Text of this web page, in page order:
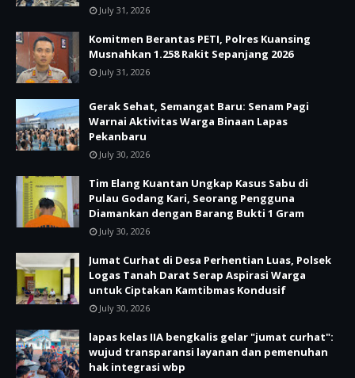
July 31, 2026
Komitmen Berantas PETI, Polres Kuansing
Musnahkan 1.258 Rakit Sepanjang 2026
July 31, 2026
Gerak Sehat, Semangat Baru: Senam Pagi
Warnai Aktivitas Warga Binaan Lapas
Pekanbaru
July 30, 2026
Tim Elang Kuantan Ungkap Kasus Sabu di
Pulau Godang Kari, Seorang Pengguna
Diamankan dengan Barang Bukti 1 Gram
July 30, 2026
Jumat Curhat di Desa Perhentian Luas, Polsek
Logas Tanah Darat Serap Aspirasi Warga
untuk Ciptakan Kamtibmas Kondusif
July 30, 2026
lapas kelas IIA bengkalis gelar "jumat curhat":
wujud transparansi layanan dan pemenuhan
hak integrasi wbp